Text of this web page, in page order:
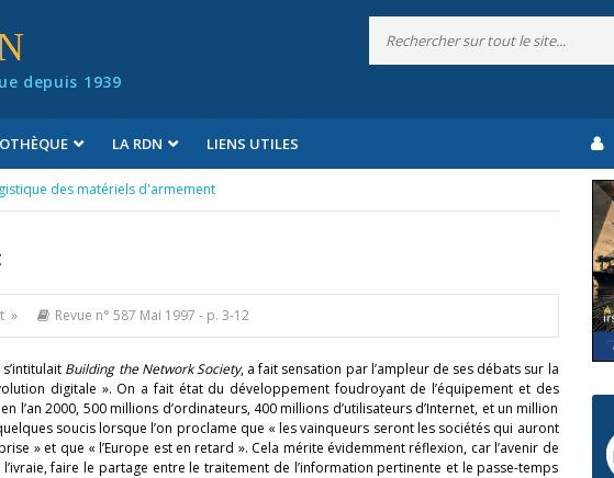
depuis 1939
LA RDN LIENS UTILES
des matériels d'armement
» Revue n° 587 Mai 1997 - p. 3-12
Building the Network Society, a fait sensation par l’ampleur de ses débats sur la
digitale ». On a fait état du développement foudroyant de l’équipement et des
2000, 500 millions d’ordinateurs, 400 millions d’utilisateurs d’Internet, et un million
soucis lorsque l’on proclame que « les vainqueurs seront les sociétés qui auront
» et que « l’Europe est en retard ». Cela mérite évidemment réflexion, car l’avenir de
faire le partage entre le traitement de l’information pertinente et le passe-temps